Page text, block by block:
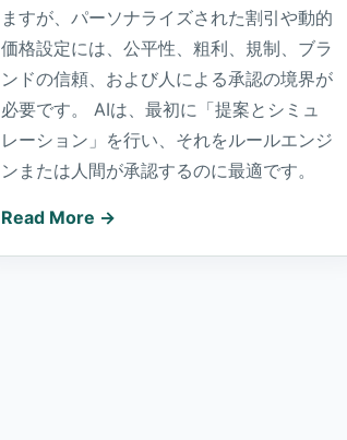
ますが、パーソナライズされた割引や動的
価格設定には、公平性、粗利、規制、ブラ
ンドの信頼、および人による承認の境界が
必要です。 AIは、最初に「提案とシミュ
レーション」を行い、それをルールエンジ
ンまたは人間が承認するのに最適です。
Read More →